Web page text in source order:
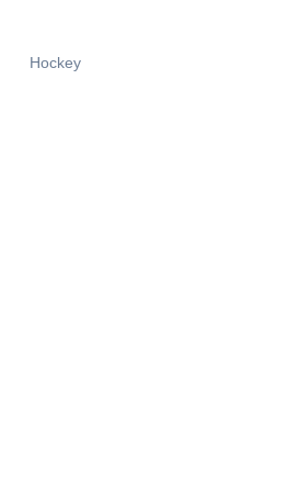
Hockey